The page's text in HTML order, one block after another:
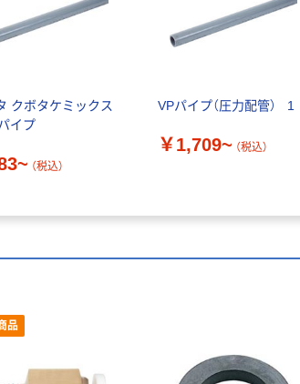
クボタケミックス
イプ
（税込）
VPパイプ（圧力配管） _1
￥1,709~ （税込）
品
サントリー 伊右
衛門 「お茶、どう
ナル
チックグローブ
￥398~ （税込）
富士フイルム
￥12,100~
（税込）
ニチバン セロテ
ープ 大巻
本気プライス
ンテープ
オリジナル
本気プライス